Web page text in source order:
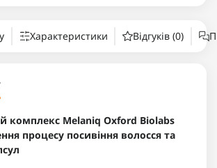
Характеристики Відгуків (0)
комплекс Melaniq Oxford Biolabs
процесу посивіння волосся та